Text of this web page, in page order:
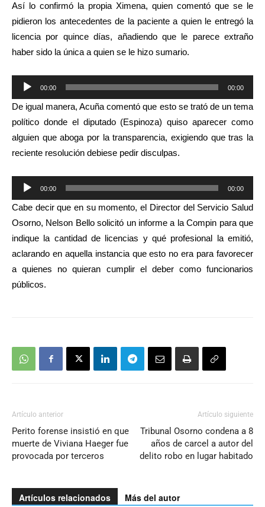
Así lo confirmó la propia Ximena, quien comentó que se le
pidieron los antecedentes de la paciente a quien le entregó la
licencia por quince días, añadiendo que le parece extraño
haber sido la única a quien se le hizo sumario.
Reproductor
de
audio
00:00 00:00
De igual manera, Acuña comentó que esto se trató de un tema
político donde el diputado (Espinoza) quiso aparecer como
alguien que aboga por la transparencia, exigiendo que tras la
reciente resolución debiese pedir disculpas.
Reproductor
de
audio
00:00 00:00
Cabe decir que en su momento, el Director del Servicio Salud
Osorno, Nelson Bello solicitó un informe a la Compin para que
indique la cantidad de licencias y qué profesional la emitió,
aclarando en aquella instancia que esto no era para favorecer
a quienes no quieran cumplir el deber como funcionarios
públicos.
Artículo anterior
Perito forense insistió en que
muerte de Viviana Haeger fue
provocada por terceros
Artículo siguiente
Tribunal Osorno condena a 8
años de carcel a autor del
delito robo en lugar habitado
Artículos relacionados Más del autor